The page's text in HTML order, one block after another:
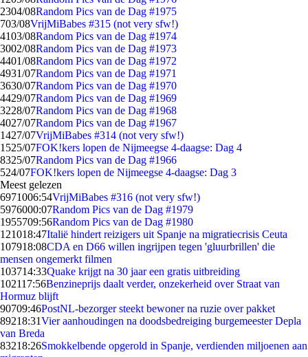
2304/08Random Pics van de Dag #1975
703/08VrijMiBabes #315 (not very sfw!)
4103/08Random Pics van de Dag #1974
3002/08Random Pics van de Dag #1973
4401/08Random Pics van de Dag #1972
4931/07Random Pics van de Dag #1971
3630/07Random Pics van de Dag #1970
4429/07Random Pics van de Dag #1969
3228/07Random Pics van de Dag #1968
4027/07Random Pics van de Dag #1967
1427/07VrijMiBabes #314 (not very sfw!)
1525/07FOK!kers lopen de Nijmeegse 4-daagse: Dag 4
8325/07Random Pics van de Dag #1966
524/07FOK!kers lopen de Nijmeegse 4-daagse: Dag 3
Meest gelezen
6971006:54VrijMiBabes #316 (not very sfw!)
5976000:07Random Pics van de Dag #1979
1955709:56Random Pics van de Dag #1980
121018:47Italië hindert reizigers uit Spanje na migratiecrisis Ceuta
107918:08CDA en D66 willen ingrijpen tegen 'gluurbrillen' die
mensen ongemerkt filmen
103714:33Quake krijgt na 30 jaar een gratis uitbreiding
102117:56Benzineprijs daalt verder, onzekerheid over Straat van
Hormuz blijft
90709:46PostNL-bezorger steekt bewoner na ruzie over pakket
89218:31Vier aanhoudingen na doodsbedreiging burgemeester Depla
van Breda
83218:26Smokkelbende opgerold in Spanje, verdienden miljoenen aan